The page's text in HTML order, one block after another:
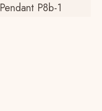
Pendant P8b-1